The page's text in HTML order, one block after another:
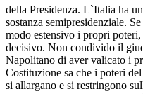
della Presidenza. L`Italia ha
sostanza semipresidenziale.
modo estensivo i propri
decisivo. Non condivido il
Napolitano di aver valicato i
Costituzione sa che i poteri
si allargano e si restringono